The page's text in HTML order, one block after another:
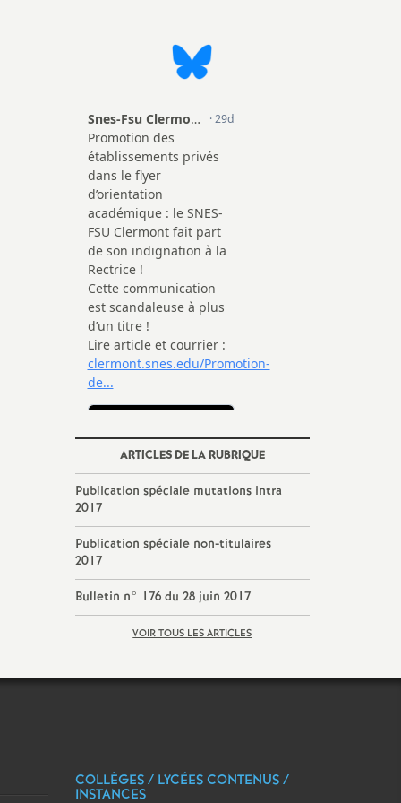
ARTICLES DE LA RUBRIQUE
Publication spéciale mutations intra
2017
Publication spéciale non-titulaires
2017
Bulletin n° 176 du 28 juin 2017
VOIR TOUS LES ARTICLES
COLLÈGES / LYCÉES CONTENUS /
INSTANCES